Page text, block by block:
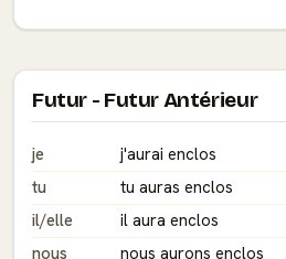
Futur - Futur Antérieur
je
j'aurai enclos
tu
tu auras enclos
il/elle
il aura enclos
nous
nous aurons enclos